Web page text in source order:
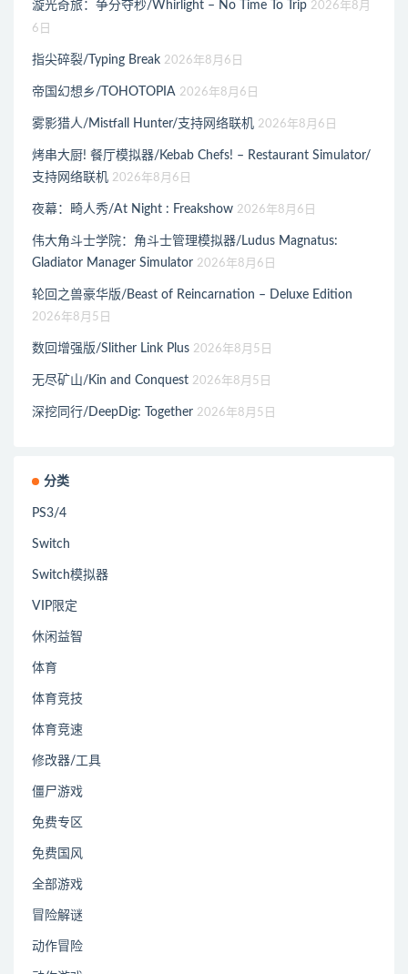
漩光奇旅：争分夺秒/Whirlight – No Time To Trip 2026年8月
6日
指尖碎裂/Typing Break 2026年8月6日
帝国幻想乡/TOHOTOPIA 2026年8月6日
雾影猎人/Mistfall Hunter/支持网络联机 2026年8月6日
烤串大厨! 餐厅模拟器/Kebab Chefs! – Restaurant Simulator/
支持网络联机 2026年8月6日
夜幕：畸人秀/At Night : Freakshow 2026年8月6日
伟大角斗士学院：角斗士管理模拟器/Ludus Magnatus:
Gladiator Manager Simulator 2026年8月6日
轮回之兽豪华版/Beast of Reincarnation – Deluxe Edition
2026年8月5日
数回增强版/Slither Link Plus 2026年8月5日
无尽矿山/Kin and Conquest 2026年8月5日
深挖同行/DeepDig: Together 2026年8月5日
分类
PS3/4
Switch
Switch模拟器
VIP限定
休闲益智
体育
体育竞技
体育竞速
修改器/工具
僵尸游戏
免费专区
免费国风
全部游戏
冒险解谜
动作冒险